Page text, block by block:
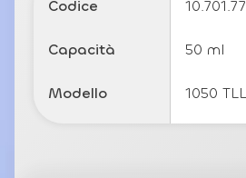
Codice
Capacità 50 ml
Modello 1050 TLL